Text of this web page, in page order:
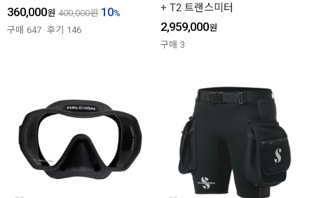
360,000원 400,000원 10%
구매 647 후기 146
+ T2 트랜스미터
2,959,000원
구매 3